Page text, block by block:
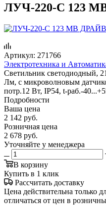
ЛУЧ-220-С 123
Артикул: 271766
Электротехника и
Светильник светодиодный,
Лм, с микроволновым
потр.12 Вт, IP54, t-раб.-
Подробности
Ваша цена
2 142 руб.
Розничная цена
2 678 руб.
Уточняйте у менеджера
В корзину
Купить в 1 клик
Рассчитать доставку
Цена действительна только
отличаться от цен в